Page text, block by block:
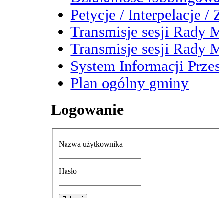
Petycje / Interpelacje /
Transmisje sesji Rady
Transmisje sesji Rady
System Informacji
Plan ogólny gminy
Logowanie
Nazwa użytkownika
Hasło